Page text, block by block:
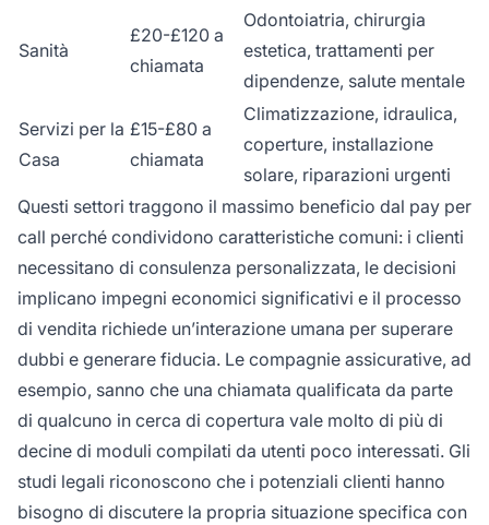
Sanità
£20-£120 a
chiamata
Odontoiatria, chirurgia
estetica, trattamenti per
dipendenze, salute mentale
Servizi per la
Casa
£15-£80 a
chiamata
Climatizzazione, idraulica,
coperture, installazione
solare, riparazioni urgenti
Questi settori traggono il massimo beneficio dal pay per
call perché condividono caratteristiche comuni: i clienti
necessitano di consulenza personalizzata, le decisioni
implicano impegni economici significativi e il processo
di vendita richiede un’interazione umana per superare
dubbi e generare fiducia. Le compagnie assicurative, ad
esempio, sanno che una chiamata qualificata da parte
di qualcuno in cerca di copertura vale molto di più di
decine di moduli compilati da utenti poco interessati. Gli
studi legali riconoscono che i potenziali clienti hanno
bisogno di discutere la propria situazione specifica con